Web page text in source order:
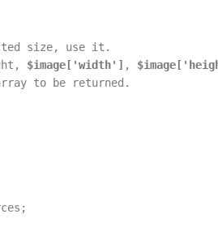
size, use it.
$image['width'] ,
to be returned.